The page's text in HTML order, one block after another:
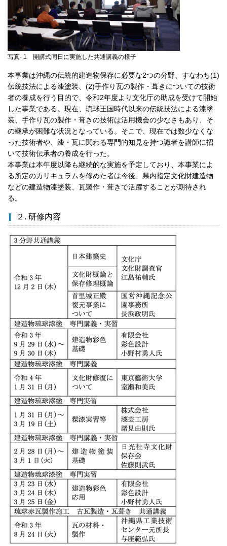
写真- 1 開講式同日に実施した共通講義の様子
本事業は沖縄の伝統的建造物保存に必要な2つの分野、すなわち(1)
伝統技法による漆塗装、(2)手作り瓦の製作・葺きについての技術
者の養成を行う目的で、令和2年度より文化庁の助成を受けて開始
した事業である。現在、琉球王国時代以来の伝統技法による漆塗
装、手作り瓦の製作・葺きの技術は活用機会の少なさもあり、そ
の継承が困難な状況となっている。そこで、現在では数少なくな
った技術者や、漆・瓦に関わる専門的知見を持つ識者を講師に招
いて技術伝承者の養成を行った。
本事業は本年度以降も継続的な実施を予定しており、本事業によ
る所定のカリキュラムを修めた者は今後、県内指定文化財建造物
などの建造物漆塗装、瓦製作・葺きで活躍することが期待され
る。
２. 研修内容